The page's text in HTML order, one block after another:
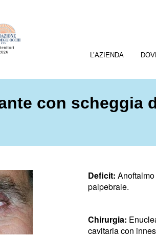
L’AZIENDA
con scheggia
Deficit:
palpebrale.
Chirurgia:
cavitaria con